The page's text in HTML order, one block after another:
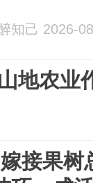
知己 2026-
地农业
嫁接果树